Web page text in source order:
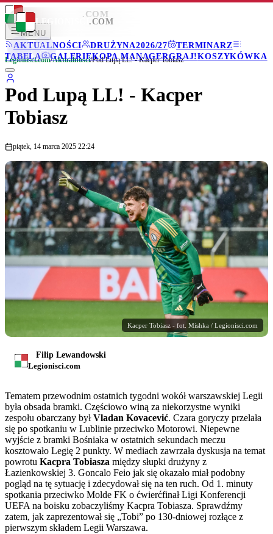
LEGIONISCI .COM
MENU
AKTUALNOŚCI
DRUŻYNA2026/27
TERMINARZ
TABELA
GALERIEKOPA MANAGERGRAJ!KOSZYKÓWKA
LEGIONISCI .COM
Legionisci.com/Aktualności/Pod Lupą LL! - Kacper Tobiasz
Pod Lupą LL! - Kacper
Tobiasz
piątek, 14 marca 2025 22:24
Kacper Tobiasz - fot. Mishka / Legionisci.com
Filip Lewandowski
Legionisci.com
Tematem przewodnim ostatnich tygodni wokół warszawskiej Legii
była obsada bramki. Częściowo winą za niekorzystne wyniki
zespołu obarczany byłVladan Kovacević. Czara goryczy przelała
się po spotkaniu w Lublinie przeciwko Motorowi. Niepewne
wyjście z bramki Bośniaka w ostatnich sekundach meczu
kosztowało Legię 2 punkty. W mediach zawrzała dyskusja na temat
powrotu Kacpra Tobiasza między słupki drużyny z
Łazienkowskiej 3. Goncalo Feio jak się okazało miał podobny
pogląd na tę sytuację i zdecydował się na ten ruch. Od 1. minuty
spotkania przeciwko Molde FK o ćwierćfinał Ligi Konferencji
UEFA na boisku zobaczyliśmy Kacpra Tobiasza. Sprawdźmy
zatem, jak zaprezentował się „Tobi” po 130-dniowej rozłące z
pierwszym składem Legii Warszawa.